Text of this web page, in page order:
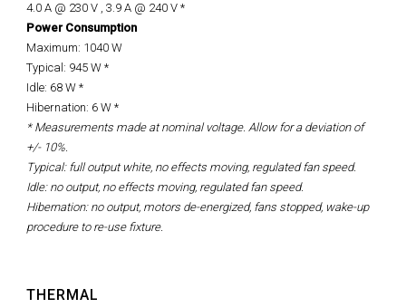
4.0 A @ 230 V , 3.9 A @ 240 V *
Power Consumption
Maximum: 1040 W
Typical: 945 W *
Idle: 68 W *
Hibernation: 6 W *
* Measurements made at nominal voltage. Allow for a deviation of
+/- 10%.
Typical: full output white, no effects moving, regulated fan speed.
Idle: no output, no effects moving, regulated fan speed.
Hibernation: no output, motors de-energized, fans stopped, wake-up
procedure to re-use fixture.
THERMAL